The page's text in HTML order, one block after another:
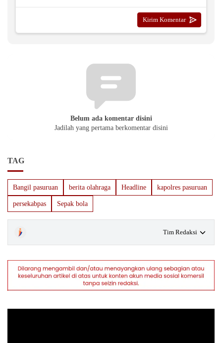
Belum ada komentar disini
Jadilah yang pertama berkomentar disini
TAG
Bangil pasuruan berita olahraga Headline kapolres pasuruan
persekabpas Sepak bola
Tim Redaksi